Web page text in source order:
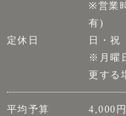
※営業
有)
定休日
日・祝
※月曜
更する
平均予算
4,000